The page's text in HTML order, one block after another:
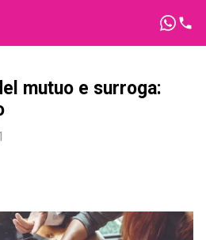
mutuo e surroga: